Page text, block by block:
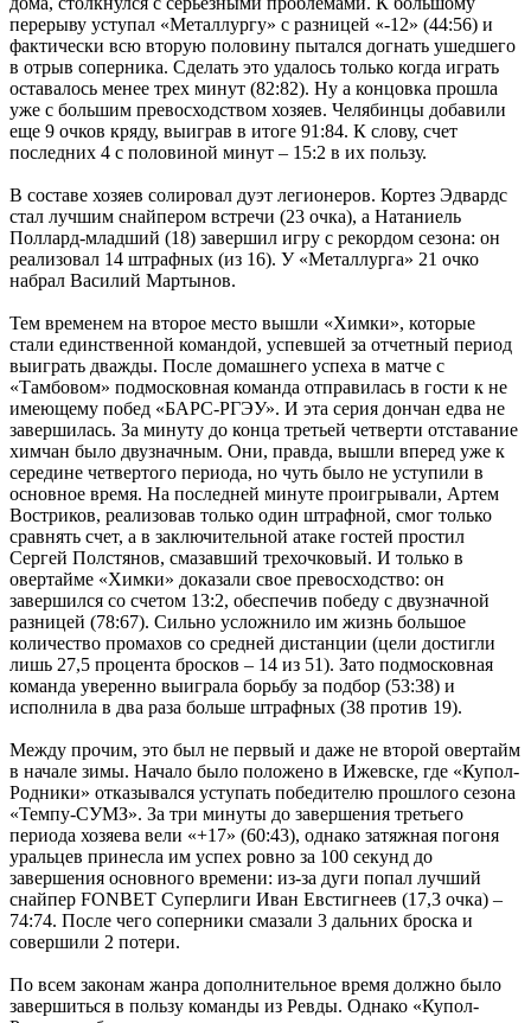
перерыву уступал «Металлургу» с разницей «-12» (44:56) и
фактически всю вторую половину пытался догнать ушедшего
в отрыв соперника. Сделать это удалось только когда играть
оставалось менее трех минут (82:82). Ну а концовка прошла
уже с большим превосходством хозяев. Челябинцы добавили
еще 9 очков кряду, выиграв в итоге 91:84. К слову, счет
последних 4 с половиной минут – 15:2 в их пользу.
В составе хозяев солировал дуэт легионеров. Кортез Эдвардс
стал лучшим снайпером встречи (23 очка), а Натаниель
Поллард-младший (18) завершил игру с рекордом сезона: он
реализовал 14 штрафных (из 16). У «Металлурга» 21 очко
набрал Василий Мартынов.
Тем временем на второе место вышли «Химки», которые
стали единственной командой, успевшей за отчетный период
выиграть дважды. После домашнего успеха в матче с
«Тамбовом» подмосковная команда отправилась в гости к не
имеющему побед «БАРС-РГЭУ». И эта серия дончан едва не
завершилась. За минуту до конца третьей четверти отставание
химчан было двузначным. Они, правда, вышли вперед уже к
середине четвертого периода, но чуть было не уступили в
основное время. На последней минуте проигрывали, Артем
Востриков, реализовав только один штрафной, смог только
сравнять счет, а в заключительной атаке гостей простил
Сергей Полстянов, смазавший трехочковый. И только в
овертайме «Химки» доказали свое превосходство: он
завершился со счетом 13:2, обеспечив победу с двузначной
разницей (78:67). Сильно усложнило им жизнь большое
количество промахов со средней дистанции (цели достигли
лишь 27,5 процента бросков – 14 из 51). Зато подмосковная
команда уверенно выиграла борьбу за подбор (53:38) и
исполнила в два раза больше штрафных (38 против 19).
Между прочим, это был не первый и даже не второй овертайм
в начале зимы. Начало было положено в Ижевске, где «Купол-
Родники» отказывался уступать победителю прошлого сезона
«Темпу-СУМЗ». За три минуты до завершения третьего
периода хозяева вели «+17» (60:43), однако затяжная погоня
уральцев принесла им успех ровно за 100 секунд до
завершения основного времени: из-за дуги попал лучший
снайпер FONBET Суперлиги Иван Евстигнеев (17,3 очка) –
74:74. После чего соперники смазали 3 дальних броска и
совершили 2 потери.
По всем законам жанра дополнительное время должно было
завершиться в пользу команды из Ревды. Однако «Купол-